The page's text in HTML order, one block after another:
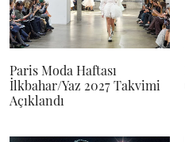
Paris Moda Haftası
İlkbahar/Yaz 2027 Takvimi
Açıklandı